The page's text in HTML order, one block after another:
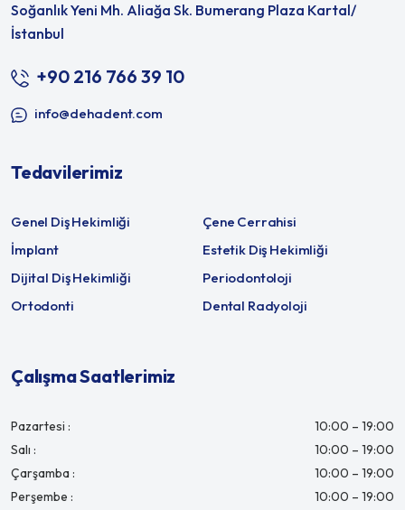
Soğanlık Yeni Mh. Aliağa Sk. Bumerang Plaza Kartal/
İstanbul
+90 216 766 39 10
info@dehadent.com
Tedavilerimiz
Genel Diş Hekimliği
Çene Cerrahisi
İmplant
Estetik Diş Hekimliği
Dijital Diş Hekimliği
Periodontoloji
Ortodonti
Dental Radyoloji
Çalışma Saatlerimiz
Pazartesi :
10:00 – 19:00
Salı :
10:00 – 19:00
Çarşamba :
10:00 – 19:00
Perşembe :
10:00 – 19:00